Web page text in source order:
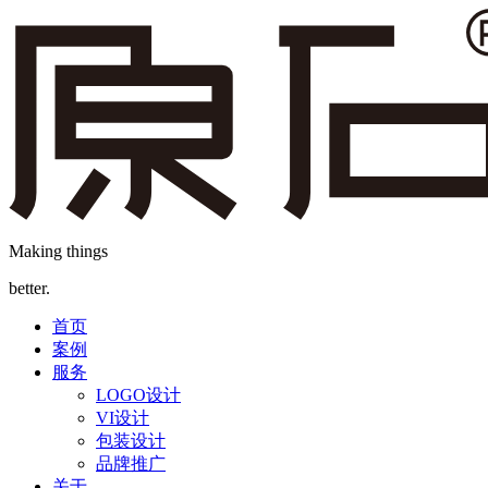
Making things
better.
首页
案例
服务
LOGO设计
VI设计
包装设计
品牌推广